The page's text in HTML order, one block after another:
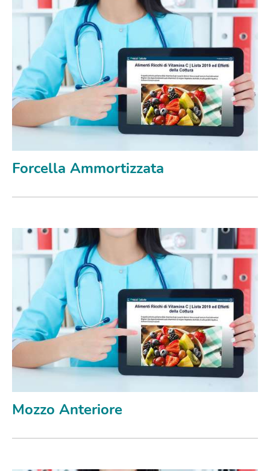
Forcella Ammortizzata
Mozzo Anteriore